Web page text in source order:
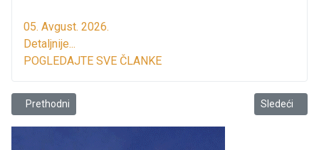
05. Avgust. 2026.
Detaljnije...
POGLEDAJTE SVE ČLANKE
Prethodni članak: Sa FB stranice TravelMontenegro.me
Prethodni Sledeći
Sledeći